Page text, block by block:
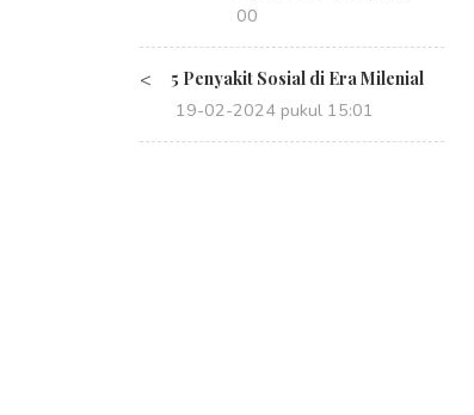
08:00
< 5 Penyakit Sosial di Era Milenial
19-02-2024 pukul 15:01